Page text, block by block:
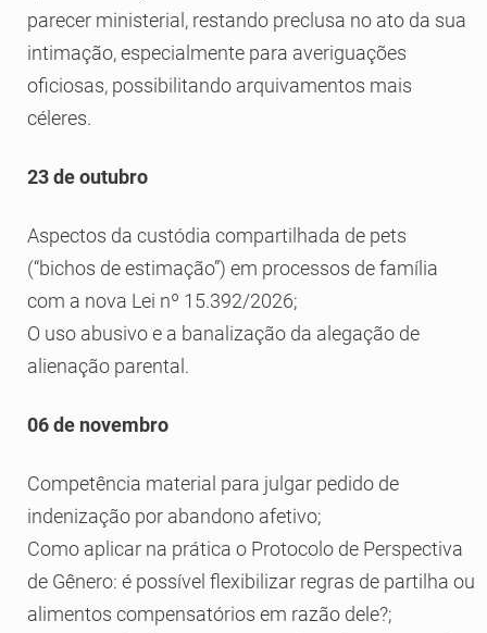
parecer ministerial, restando preclusa no ato da sua
intimação, especialmente para averiguações
oficiosas, possibilitando arquivamentos mais
céleres.
23 de outubro
Aspectos da custódia compartilhada de pets
(“bichos de estimação”) em processos de família
com a nova Lei nº 15.392/2026;
O uso abusivo e a banalização da alegação de
alienação parental.
06 de novembro
Competência material para julgar pedido de
indenização por abandono afetivo;
Como aplicar na prática o Protocolo de Perspectiva
de Gênero: é possível flexibilizar regras de partilha ou
alimentos compensatórios em razão dele?;